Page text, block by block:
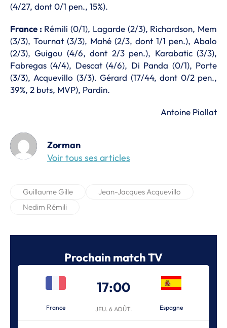
(4/27, dont 0/1 pen., 15%).
France : Rémili (0/1), Lagarde (2/3), Richardson, Mem
(3/3), Tournat (3/3), Mahé (2/3, dont 1/1 pen.), Abalo
(2/3), Guigou (4/6, dont 2/3 pen.), Karabatic (3/3),
Fabregas (4/4), Descat (4/6), Di Panda (0/1), Porte
(3/3), Acquevillo (3/3). Gérard (17/44, dont 0/2 pen.,
39%, 2 buts, MVP), Pardin.
Antoine Piollat
Zorman
Voir tous ses articles
Guillaume Gille
Jean-Jacques Acquevillo
Nedim Rémili
Prochain match TV
France
17:00
JEU. 6 AOÛT. Espagne